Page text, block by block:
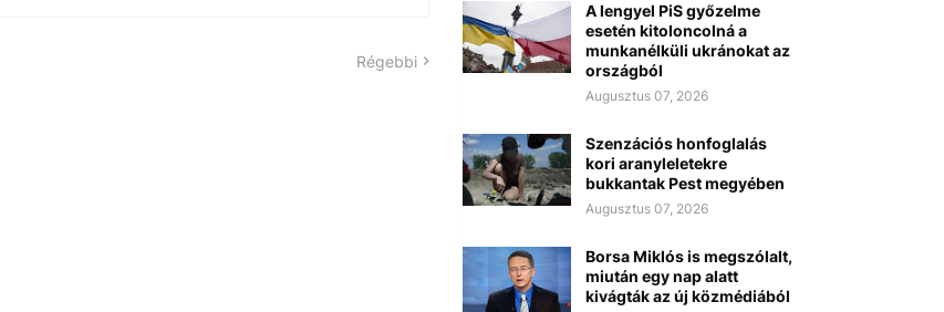
Régebbi
A lengyel PiS győzelme
esetén kitoloncolná a
munkanélküli ukránokat az
országból
Augusztus 07, 2026
Szenzációs honfoglalás
kori aranyleletekre
bukkantak Pest megyében
Augusztus 07, 2026
Borsa Miklós is megszólalt,
miután egy nap alatt
kivágták az új közmédiából